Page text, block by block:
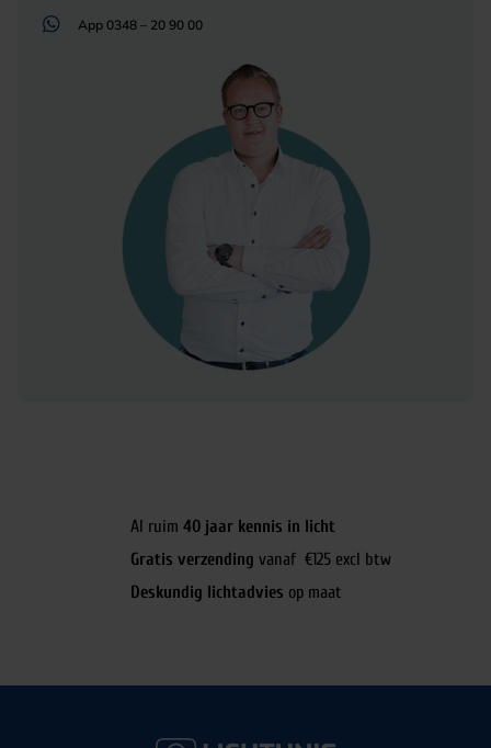
App 0348 – 20 90 00
Al ruim 40 jaar kennis in licht
Gratis verzending vanaf €125 excl btw
Deskundig lichtadvies op maat